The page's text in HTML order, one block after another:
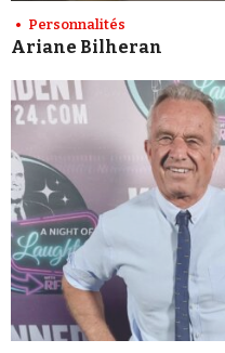
Personnalités
Ariane Bilheran